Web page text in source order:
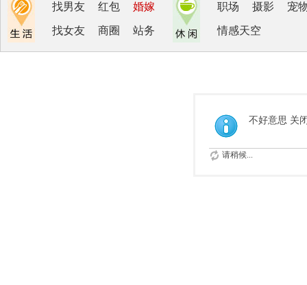
找男友 红包 婚嫁
找女友 商圈 站务
职场 摄影 宠
情感天空
不好意思 关
请稍候...